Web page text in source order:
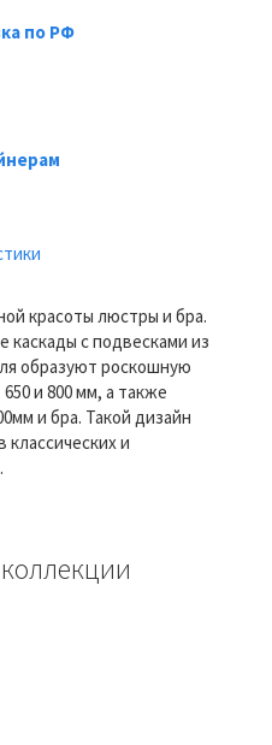
по РФ
красоты люстры и бра.
каскады с подвесками из
образуют роскошную
и 800 мм, а также
и бра. Такой дизайн
и